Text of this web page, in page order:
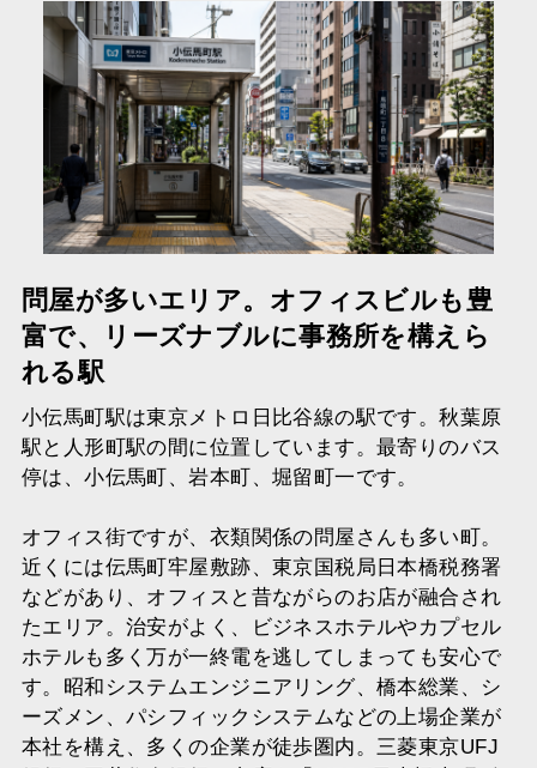
問屋が多いエリア。オフィスビルも豊
富で、リーズナブルに事務所を構えら
れる駅
小伝馬町駅は東京メトロ日比谷線の駅です。秋葉原
駅と人形町駅の間に位置しています。最寄りのバス
停は、小伝馬町、岩本町、堀留町一です。
オフィス街ですが、衣類関係の問屋さんも多い町。
近くには伝馬町牢屋敷跡、東京国税局日本橋税務署
などがあり、オフィスと昔ながらのお店が融合され
たエリア。治安がよく、ビジネスホテルやカプセル
ホテルも多く万が一終電を逃してしまっても安心で
す。昭和システムエンジニアリング、橋本総業、シ
ーズメン、パシフィックシステムなどの上場企業が
本社を構え、多くの企業が徒歩圏内。三菱東京UFJ